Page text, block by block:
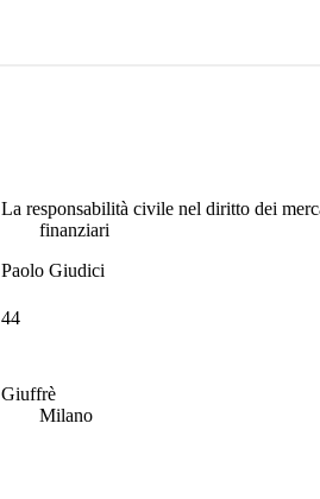
La responsabilità civile nel diritto dei
finanziari
Paolo Giudici
44
Giuffrè
Milano